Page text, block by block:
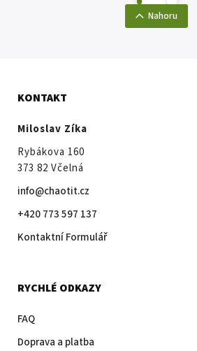
Nahoru
KONTAKT
Miloslav Zíka
Rybákova 160
373 82 Včelná
info@chaotit.cz
+420 773 597 137
Kontaktní Formulář
RYCHLÉ ODKAZY
FAQ
Doprava a platba